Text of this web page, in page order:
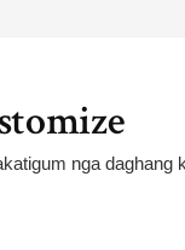
nga daghang